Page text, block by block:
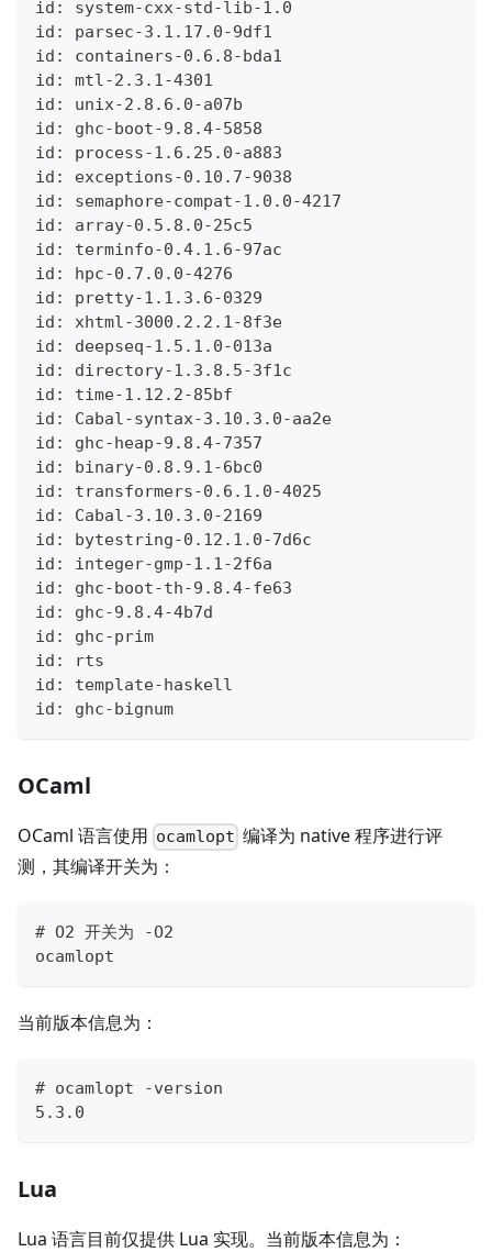
id: system-cxx-std-lib-1.0
id: parsec-3.1.17.0-9df1
id: containers-0.6.8-bda1
id: mtl-2.3.1-4301
id: unix-2.8.6.0-a07b
id: ghc-boot-9.8.4-5858
id: process-1.6.25.0-a883
id: exceptions-0.10.7-9038
id: semaphore-compat-1.0.0-4217
id: array-0.5.8.0-25c5
id: terminfo-0.4.1.6-97ac
id: hpc-0.7.0.0-4276
id: pretty-1.1.3.6-0329
id: xhtml-3000.2.2.1-8f3e
id: deepseq-1.5.1.0-013a
id: directory-1.3.8.5-3f1c
id: time-1.12.2-85bf
id: Cabal-syntax-3.10.3.0-aa2e
id: ghc-heap-9.8.4-7357
id: binary-0.8.9.1-6bc0
id: transformers-0.6.1.0-4025
id: Cabal-3.10.3.0-2169
id: bytestring-0.12.1.0-7d6c
id: integer-gmp-1.1-2f6a
id: ghc-boot-th-9.8.4-fe63
id: ghc-9.8.4-4b7d
id: ghc-prim
id: rts
id: template-haskell
id: ghc-bignum
OCaml
OCaml 语言使用 ocamlopt 编译为 native 程序进行评
测，其编译开关为：
# O2 开关为 -O2
ocamlopt
当前版本信息为：
# ocamlopt -version
5.3.0
Lua
Lua 语言目前仅提供 Lua 实现。当前版本信息为：